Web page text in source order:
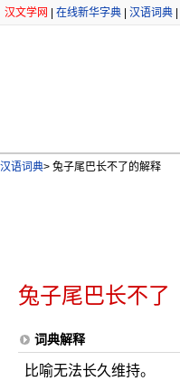
汉文学网 在线新华字典 汉语词典
汉语词典> 兔子尾巴长不了的解释
兔子尾巴长不了
词典解释
比喻无法长久维持。